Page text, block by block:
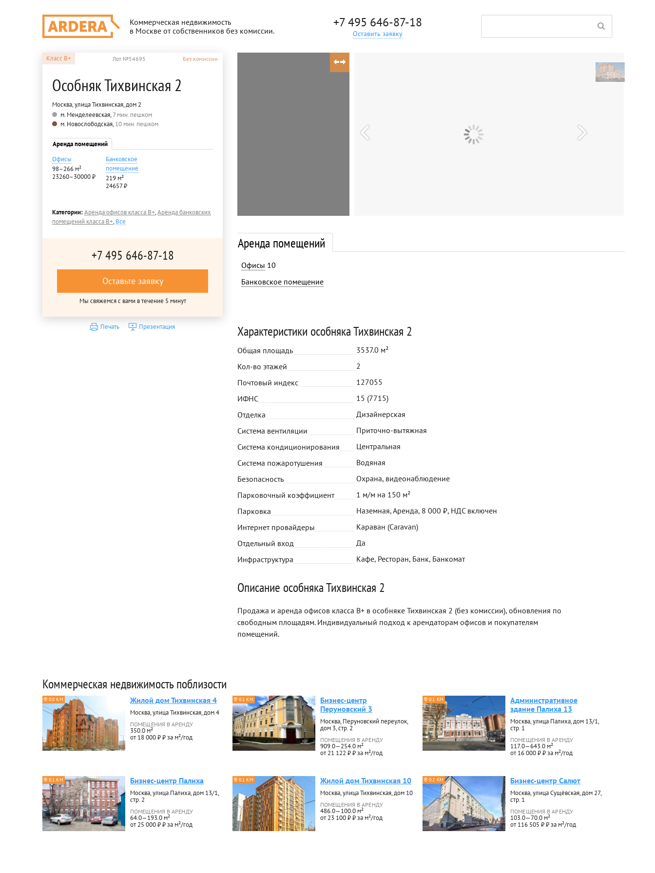
Коммерческая недвижимость
в Москве от собственников без комиссии.
+7 495 646-87-18
Оставить заявку
Класс B+ Лот №54695 Без комиссии
Особняк Тихвинская 2
Москва, улица Тихвинская, дом 2
м. Менделеевская,7 мин. пешком
м. Новослободская,10 мин. пешком
Аренда помещений
Офисы
98–266 м²
23260–30000 ₽
Банковское
помещение
219 м²
24657 ₽
Категории:Аренда офисов класса B+,Аренда банковских
помещений класса B+,Все
+7 495 646-87-18
Оставьте заявку
Мы свяжемся с вами в течение 5 минут
Печать Презентация
Аренда помещений
Офисы 10
Банковское помещение
Характеристики особняка Тихвинская 2
Общая площадь
3537.0 м²
Кол-во этажей
2
Почтовый индекс
127055
ИФНС
15 (7715)
Отделка
Дизайнерская
Система вентиляции
Приточно-вытяжная
Система кондиционирования
Центральная
Система пожаротушения
Водяная
Безопасность
Охрана, видеонаблюдение
Парковочный коэффициент
1 м/м на 150 м²
Парковка
Наземная, Аренда, 8 000 ₽, НДС включен
Интернет провайдеры
Караван (Сaravan)
Отдельный вход
Да
Инфраструктура
Кафе, Ресторан, Банк, Банкомат
Описание особняка Тихвинская 2
Продажа и аренда офисов класса B+ в особняке Тихвинская 2 (без комиссии), обновления по
свободным площадям. Индивидуальный подход к арендаторам офисов и покупателям
помещений.
Коммерческая недвижимость поблизости
0.0 КМ Жилой дом Тихвинская 4
Москва, улица Тихвинская, дом 4
ПОМЕЩЕНИЯ В АРЕНДУ
350.0 м²
от 18 000 ₽ ₽ за м²/год
0.1 КМ
Бизнес-центр
Перуновский 3
Москва, Перуновский переулок,
дом 3, стр. 2
ПОМЕЩЕНИЯ В АРЕНДУ
909.0—254.0 м²
от 21 122 ₽ ₽ за м²/год
0.1 КМ
Административное
здание Палиха 13
Москва, улица Палиха, дом 13/1,
стр. 1
ПОМЕЩЕНИЯ В АРЕНДУ
117.0—643.0 м²
от 16 000 ₽ ₽ за м²/год
0.1 КМ Бизнес-центр Палиха
Москва, улица Палиха, дом 13/1,
стр. 2
ПОМЕЩЕНИЯ В АРЕНДУ
64.0—193.0 м²
от 25 000 ₽ ₽ за м²/год
0.1 КМ Жилой дом Тихвинская 10
Москва, улица Тихвинская, дом 10
ПОМЕЩЕНИЯ В АРЕНДУ
486.0—100.0 м²
от 23 100 ₽ ₽ за м²/год
0.2 КМ Бизнес-центр Салют
Москва, улица Сущёвская, дом 27,
стр. 1
ПОМЕЩЕНИЯ В АРЕНДУ
103.0—70.0 м²
от 116 505 ₽ ₽ за м²/год